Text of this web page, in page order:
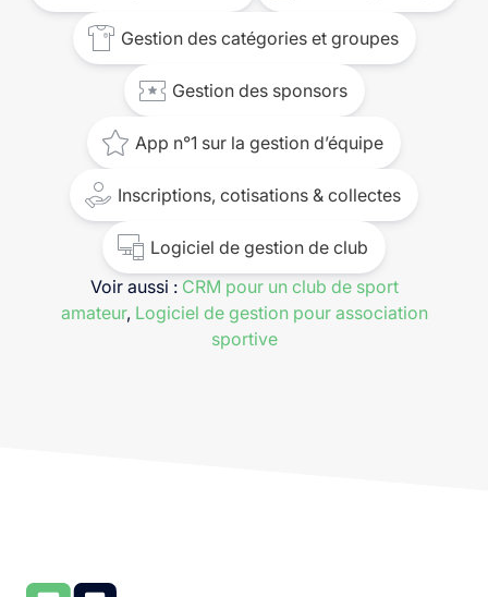
Gestion des catégories et groupes
Gestion des sponsors
App n°1 sur la gestion d’équipe
Inscriptions, cotisations & collectes
Logiciel de gestion de club
Voir aussi : CRM pour un club de sport
amateur, Logiciel de gestion pour association
sportive